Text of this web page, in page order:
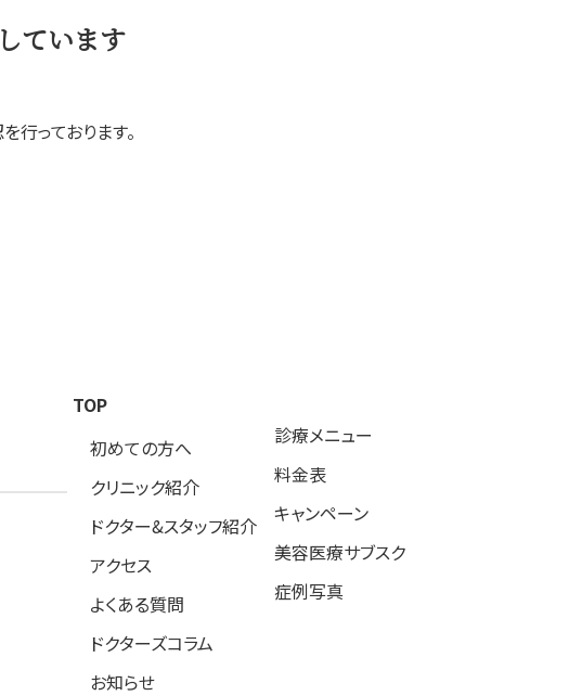
ています
っております。
TOP
初めての方へ
クリニック紹介
ドクター&スタッフ紹介
アクセス
よくある質問
ドクターズコラム
お知らせ
診療メニュー
料金表
キャンペーン
美容医療サブスク
症例写真